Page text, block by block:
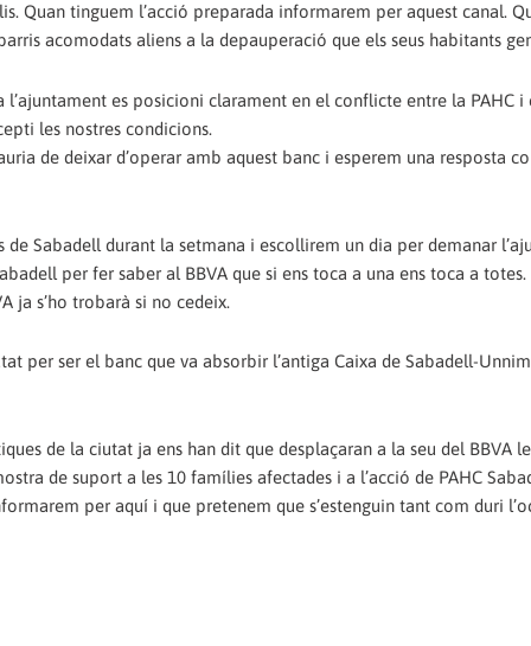
Quan tinguem l’acció preparada informarem per aquest canal.
acomodats aliens a la depauperació que els seus habitants
es posicioni clarament en el conflicte entre la PAHC i
les nostres condicions.
de deixar d’operar amb aquest banc i esperem una resposta
Sabadell durant la setmana i escollirem un dia per demanar
per fer saber al BBVA que si ens toca a una ens toca a totes.
ja s’ho trobarà si no cedeix.
per ser el banc que va absorbir l’antiga Caixa de Sabadell-
de la ciutat ja ens han dit que desplaçaran a la seu del BBVA
de suport a les 10 famílies afectades i a l’acció de PAHC
per aquí i que pretenem que s’estenguin tant com duri